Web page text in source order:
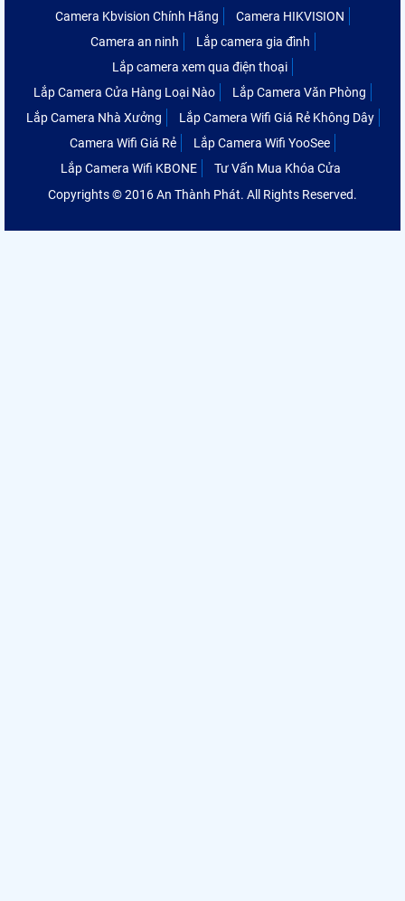
Camera Kbvision Chính Hãng
Camera HIKVISION
Camera an ninh
Lắp camera gia đình
Lắp camera xem qua điện thoại
Lắp Camera Cửa Hàng Loại Nào
Lắp Camera Văn Phòng
Lắp Camera Nhà Xưởng
Lắp Camera Wifi Giá Rẻ Không Dây
Camera Wifi Giá Rẻ
Lắp Camera Wifi YooSee
Lắp Camera Wifi KBONE
Tư Vấn Mua Khóa Cửa
Copyrights © 2016 An Thành Phát. All Rights Reserved.